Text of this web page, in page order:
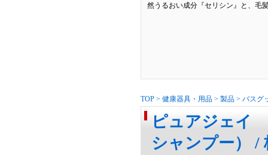
然うるおい成分『セリシン』と、毛
TOP > 健康器具・用品 > 製品 > バスグ
ピュアジェイ
シャンプー） /